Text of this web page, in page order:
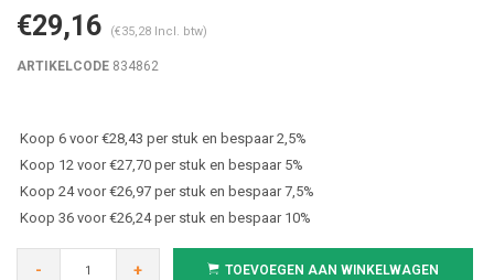
€29,16 (€35,28 Incl. btw)
ARTIKELCODE 834862
Koop 6 voor €28,43 per stuk en bespaar 2,5%
Koop 12 voor €27,70 per stuk en bespaar 5%
Koop 24 voor €26,97 per stuk en bespaar 7,5%
Koop 36 voor €26,24 per stuk en bespaar 10%
- + TOEVOEGEN AAN WINKELWAGEN